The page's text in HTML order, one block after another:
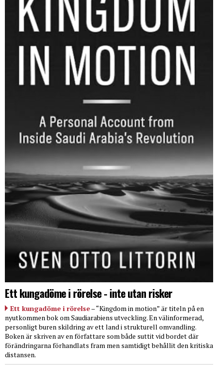
Ett kungadöme i rörelse - inte utan risker
Ett kungadöme i rörelse– “Kingdom in motion” är titeln på en
nyutkommen bok om Saudiarabiens utveckling. En välinformerad,
personligt buren skildring av ett land i strukturell omvandling.
Boken är skriven av en författare som både suttit vid bordet där
förändringarna förhandlats fram men samtidigt behållit den kritiska
distansen.